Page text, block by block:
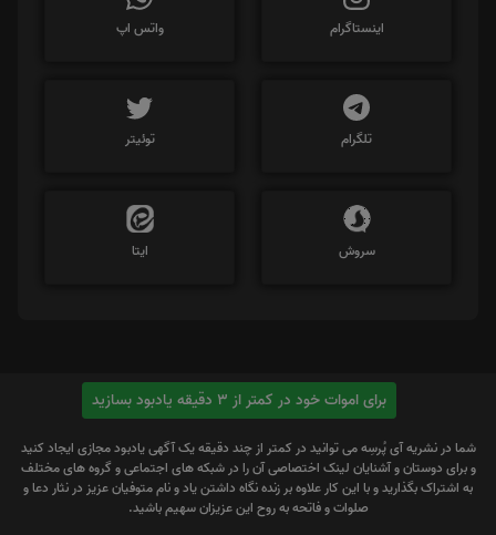
اینستاگرام واتس اپ
تلگرام توئیتر
سروش ایتا
برای اموات خود در کمتر از 3 دقیقه یادبود بسازید
شما در نشریه آی پُرسِه می توانید در کمتر از چند دقیقه یک آگهی یادبود مجازی ایجاد کنید
و برای دوستان و آشنایان لینک اختصاصی آن را در شبکه های اجتماعی و گروه های مختلف
به اشتراک بگذارید و با این کار علاوه بر زنده نگاه داشتن یاد و نام متوفیان عزیز در نثار دعا و
صلوات و فاتحه به روح این عزیزان سهیم باشید.